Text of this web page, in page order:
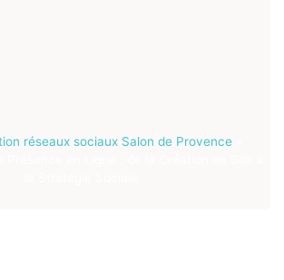
réseaux sociaux Salon de Provence